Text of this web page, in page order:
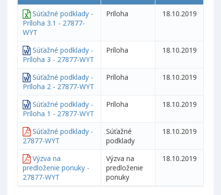
Súťažné podklady -
Príloha 3.1 - 27877-
WYT
Príloha 18.10.2019
Súťažné podklady -
Príloha 3 - 27877-WYT
Príloha 18.10.2019
Súťažné podklady -
Príloha 2 - 27877-WYT
Príloha 18.10.2019
Súťažné podklady -
Príloha 1 - 27877-WYT
Príloha 18.10.2019
Súťažné podklady -
27877-WYT
Súťažné
podklady
18.10.2019
Výzva na
predloženie ponuky -
27877-WYT
Výzva na
predloženie
ponuky
18.10.2019